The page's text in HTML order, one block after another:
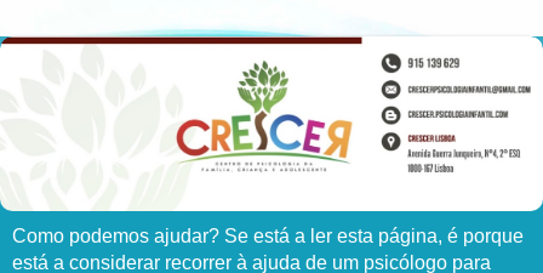
Como podemos ajudar? Se está a ler esta página, é porque
está a considerar recorrer à ajuda de um psicólogo para